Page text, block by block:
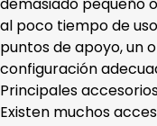
al poco tiempo de
puntos de apoyo, un
configuración
Principales
Existen muchos